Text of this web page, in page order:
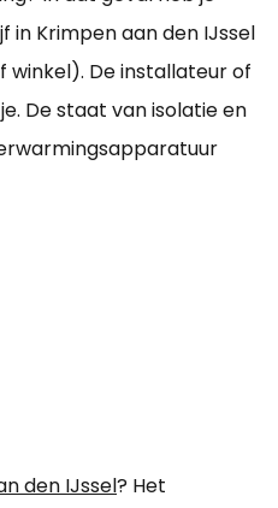
Krimpen aan den IJssel
winkel). De installateur of
De staat van isolatie en
den IJssel? Het